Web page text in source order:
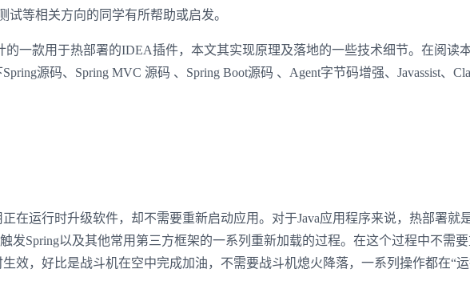
试等相关方向的同学有所帮助或启发。
的一款用于热部署的IDEA插件，本文其实现原理及落地的一些技术细节。在阅读
源码、Spring MVC 源码 、Spring Boot源码 、Agent字节码增强、Javassist、
在运行时升级软件，却不需要重新启动应用。对于Java应用程序来说，热部署就
发Spring以及其他常用第三方框架的一系列重新加载的过程。在这个过程中不需
效，好比是战斗机在空中完成加油，不需要战斗机熄火降落，一系列操作都在“